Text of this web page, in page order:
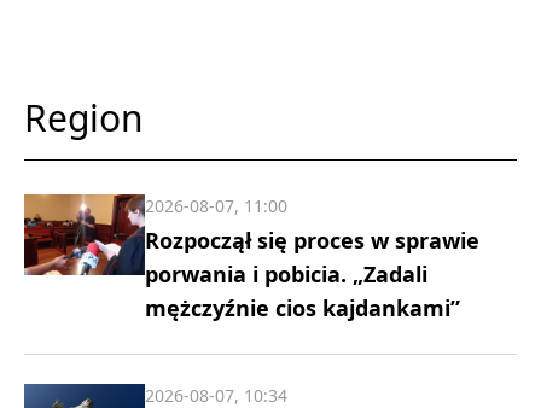
Region
Rozpoczął się proces w sprawie
porwania i pobicia. „Zadali
mężczyźnie cios kajdankami”
2026-08-07, 11:00
2026-08-07, 10:34